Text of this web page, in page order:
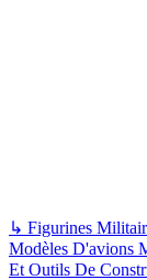
↳ Figurines
Modèles D'avions
Et Outils De